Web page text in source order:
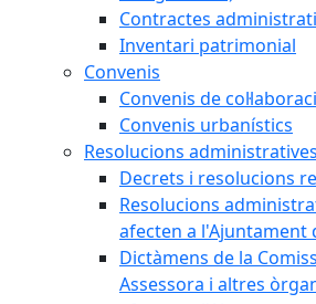
Contractes
Inventari patrimonial
Convenis
Convenis de
Convenis urbanístics
Resolucions
Decrets i resolucions
Resolucions
afecten a l'Ajuntament
Dictàmens de la
Assessora i altres